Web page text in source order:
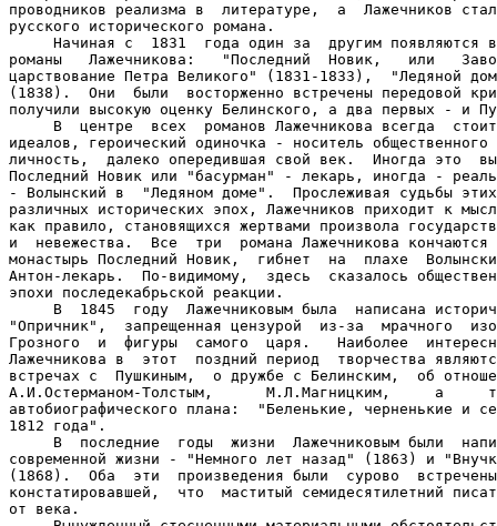
проводников реализма в  литературе,  а  Лажечников
русского исторического романа.
Начиная с  1831  года один за  другим появляются
романы   Лажечникова:   "Последний  Новик,   или
царствование Петра Великого" (1831-1833),  "Ледяной
(1838).  Они  были  восторженно встречены передовой
получили высокую оценку Белинского, а два первых - и
В  центре  всех  романов Лажечникова всегда
идеалов, героический одиночка - носитель общественного
личность,  далеко опередившая свой век.  Иногда это
Последний Новик или "басурман" - лекарь, иногда -
- Волынский в  "Ледяном доме".  Прослеживая судьбы
различных исторических эпох, Лажечников приходит к
как правило, становящихся жертвами произвола
и  невежества.  Все  три  романа Лажечникова
монастырь Последний Новик,  гибнет  на  плахе
Антон-лекарь.  По-видимому,  здесь  сказалось
эпохи последекабрьской реакции.
В  1845  году  Лажечниковым была  написана
"Опричник",  запрещенная цензурой  из-за  мрачного
Грозного  и  фигуры  самого  царя.   Наиболее
Лажечникова в  этот  поздний период  творчества
встречах с  Пушкиным,  о дружбе с Белинским,  об
А.И.Остерманом-Толстым,      М.Л.Магницким,     а
автобиографического плана:  "Беленькие, черненькие и
1812 года".
В  последние  годы  жизни  Лажечниковым были
современной жизни - "Немного лет назад" (1863) и
(1868).  Оба  эти  произведения были  сурово
констатировавшей,  что  маститый семидесятилетний
от века.